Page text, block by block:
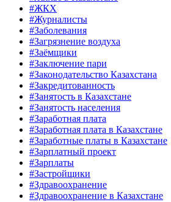
#ЖКХ
#Журналисты
#Заболевания
#Загрязнение воздуха
#Заёмщики
#Заключение пари
#Законодательство Казахстана
#Закредитованность
#Занятость в Казахстане
#Занятость населения
#Заработная плата
#Заработная плата в Казахстане
#Заработные платы в Казахстане
#Зарплатный проект
#Зарплаты
#Застройщики
#Здравоохранение
#Здравоохранение в Казахстане